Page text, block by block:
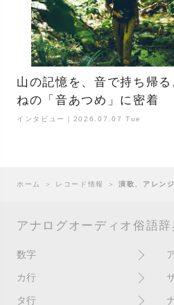
山の記憶を、音で持ち帰
ねの「音あつめ」に密着
インタビュー｜2026.07.07 Tue
ホーム ＞ レコード情報 ＞演歌、アレン
アナログオーディオ俗語辞
数字
10インチ
カ行
書き込み
タ行